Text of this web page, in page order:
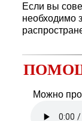
Если вы
необходимо
Можно